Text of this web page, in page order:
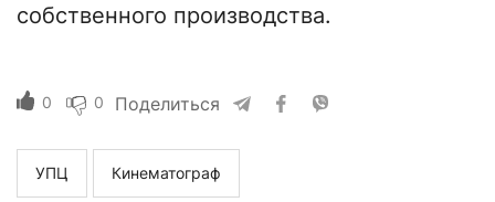
собственного производства.
0 0 Поделиться
УПЦ Кинематограф